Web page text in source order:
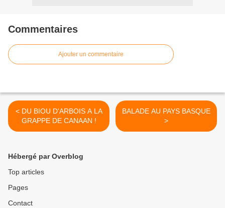
Commentaires
Ajouter un commentaire
< DU BIOU D'ARBOIS A LA
GRAPPE DE CANAAN !
BALADE AU PAYS BASQUE
>
Hébergé par Overblog
Top articles
Pages
Contact